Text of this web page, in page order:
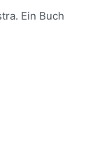
Ein Buch